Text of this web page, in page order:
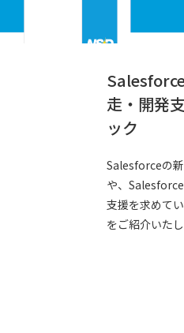
走・開発
ック
Salesforceの
や、
支援を求めて
をご紹介いたし